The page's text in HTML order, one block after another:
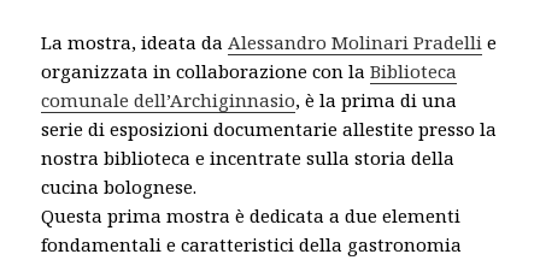
La mostra, ideata daAlessandro Molinari Pradelli e
organizzata in collaborazione con laBiblioteca
comunale dell’Archiginnasio, è la prima di una
serie di esposizioni documentarie allestite presso la
nostra biblioteca e incentrate sulla storia della
cucina bolognese.
Questa prima mostra è dedicata a due elementi
fondamentali e caratteristici della gastronomia